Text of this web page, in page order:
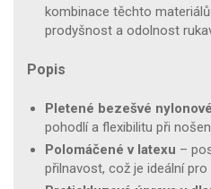
kombinace těchto
prodyšnost a odolnost
Popis
Pletené bezešvé
pohodlí a flexibilitu při
Polomáčené v latexu –
přilnavost, což je ideální pro